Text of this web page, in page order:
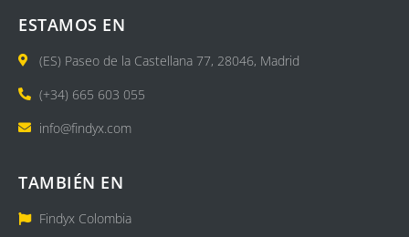
ESTAMOS EN
(ES) Paseo de la Castellana 77, 28046, Madrid
(+34) 665 603 055
info@findyx.com
TAMBIÉN EN
Findyx Colombia